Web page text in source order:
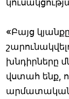
«Բայց
խնդիրները
վստահ ենք,
արմատական